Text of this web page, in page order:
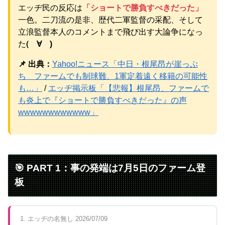
元AKB社長、22億円申告漏れ 乃木坂46運営会社の株式を
パチンコ京楽産業に譲渡【ノース・リバー】【窪田康志】
Powered by livedoor 相互RSS
エッヂ民の反応は 「ショートで勝負すべきだった」
一色。二刀流の是非、歴代二軍監督の采配、そして
立浪監督本人のコメントまで飛び出す大論争になっ
た(゚∀゚)
📌 出典： Yahoo!ニュース「中日・根尾昂が崖っぷ
ち ファームでも制球難、1軍定着遠く移籍の可能性
も…」
/ エッヂ掲示板「【悲報】根尾昂、ファームで
も炎上で『ショートで勝負すべきだった』の声
wwwwwwwwwwww」
🎯 PART 1：事の発端は7月5日のファーム登
板
1. エッヂの名無し 2026/07/09